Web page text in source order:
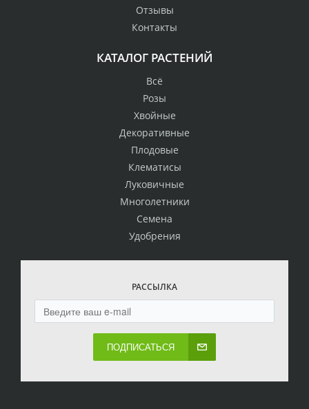
Отзывы
Контакты
КАТАЛОГ РАСТЕНИЙ
Всё
Розы
Хвойные
Декоративные
Плодовые
Клематисы
Луковичные
Многолетники
Семена
Удобрения
РАССЫЛКА
ПОДПИСАТЬСЯ